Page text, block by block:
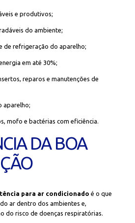
e produtivos;
do ambiente;
de refrigeração do aparelho;
em até 30%;
reparos e manutenções de
aparelho;
mofo e bactérias com eficiência.
DA BOA
para ar condicionado é o que
ar dentro dos ambientes e,
do risco de doenças respiratórias.